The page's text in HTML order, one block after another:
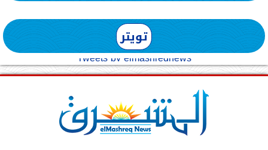
تويتر
Tweets by elmashreqnews